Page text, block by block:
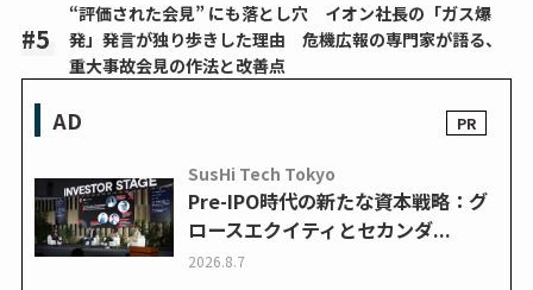
“評価された会見” にも落とし穴 イオン社長の「ガス爆
発」発言が独り歩きした理由 危機広報の専門家が語る、
重大事故会見の作法と改善点
AD
SusHi Tech Tokyo
Pre-IPO時代の新たな資本戦略：グ
ロースエクイティとセカンダ...
2026.8.7